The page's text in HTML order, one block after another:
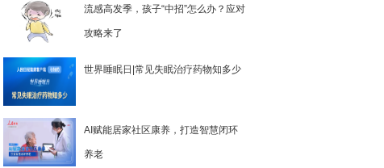
流感高发季，孩子“中招”怎么办？应对
攻略来了
世界睡眠日|常见失眠治疗药物知多少
AI赋能居家社区康养，打造智慧闭环
养老